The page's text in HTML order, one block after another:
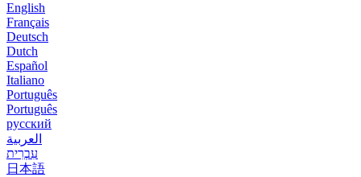
English
Français
Deutsch
Dutch
Español
Italiano
Português
Português
русский
العربية
עִבְרִית
日本語